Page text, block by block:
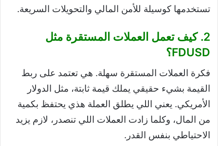
تستخدمها كوسيلة للأمن المالي والتحويلات السريعة.
2. كيف تعمل العملات المستقرة مثل
FDUSD؟
فكرة العملات المستقرة سهلة. هي تعتمد على ربط
القيمة بشيء حقيقي يملك قيمة ثابتة، مثل الدولار
الأمريكي. يعني اللي يطلق العملة هذي يحتفظ بكمية
من المال، وكلما زادت العملات اللي تنصدر، لازم يزيد
الاحتياطي بنفس القدر.